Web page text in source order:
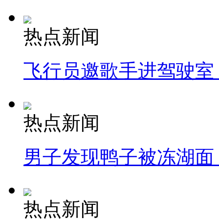
热点新闻
飞行员邀歌手进驾驶
热点新闻
男子发现鸭子被冻湖
热点新闻